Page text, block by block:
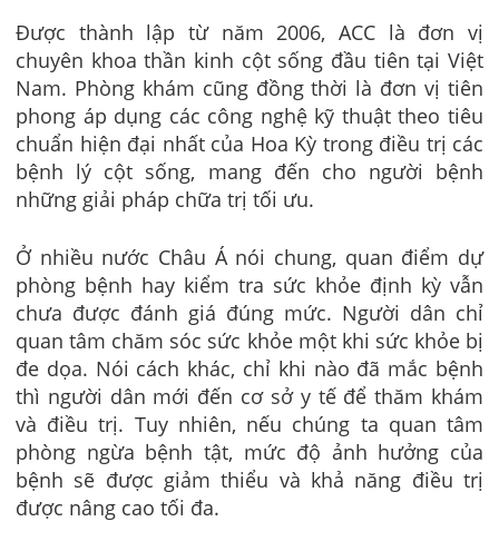
Được thành lập từ năm 2006, ACC là đơn vị
chuyên khoa thần kinh cột sống đầu tiên tại Việt
Nam. Phòng khám cũng đồng thời là đơn vị tiên
phong áp dụng các công nghệ kỹ thuật theo tiêu
chuẩn hiện đại nhất của Hoa Kỳ trong điều trị các
bệnh lý cột sống, mang đến cho người bệnh
những giải pháp chữa trị tối ưu.
Ở nhiều nước Châu Á nói chung, quan điểm dự
phòng bệnh hay kiểm tra sức khỏe định kỳ vẫn
chưa được đánh giá đúng mức. Người dân chỉ
quan tâm chăm sóc sức khỏe một khi sức khỏe bị
đe dọa. Nói cách khác, chỉ khi nào đã mắc bệnh
thì người dân mới đến cơ sở y tế để thăm khám
và điều trị. Tuy nhiên, nếu chúng ta quan tâm
phòng ngừa bệnh tật, mức độ ảnh hưởng của
bệnh sẽ được giảm thiểu và khả năng điều trị
được nâng cao tối đa.